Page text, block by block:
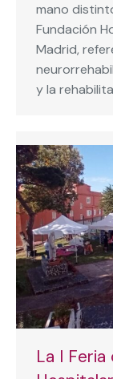
mano
Fundación
Madrid,
y la
La I